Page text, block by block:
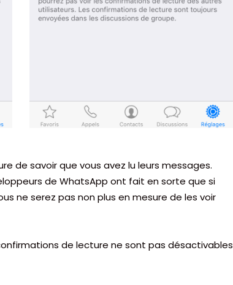
de savoir que vous avez lu leurs messages.
de WhatsApp ont fait en sorte que si
ne serez pas non plus en mesure de les voir
de lecture ne sont pas désactivables